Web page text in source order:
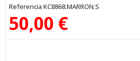
Referencia KC8868.MARRON.S
50,00 €